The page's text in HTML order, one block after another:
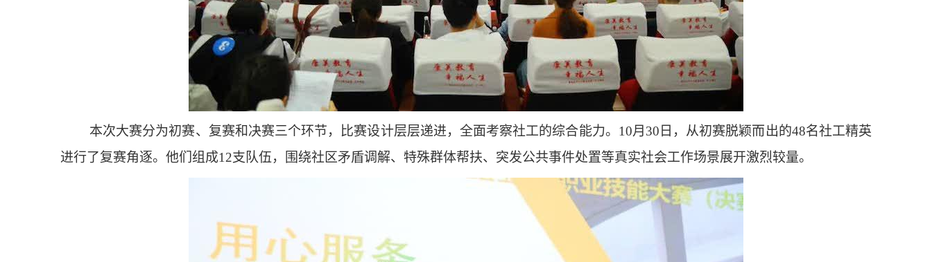
本次大赛分为初赛、复赛和决赛三个环节，比赛设计层层递进，全面考察社工的综合能力。10月30日，从初赛脱颖而出的48名社工精英
进行了复赛角逐。他们组成12支队伍，围绕社区矛盾调解、特殊群体帮扶、突发公共事件处置等真实社会工作场景展开激烈较量。